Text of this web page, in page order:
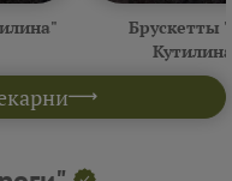
Брускетты